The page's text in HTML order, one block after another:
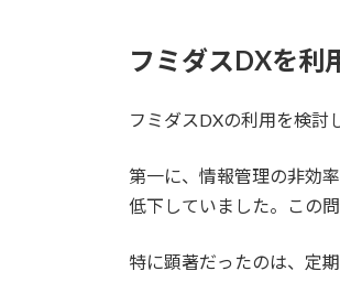
フミダスDXを利
フミダスDXの利用を検討
第一に、情報管理の非効
低下していました。この
特に顕著だったのは、定